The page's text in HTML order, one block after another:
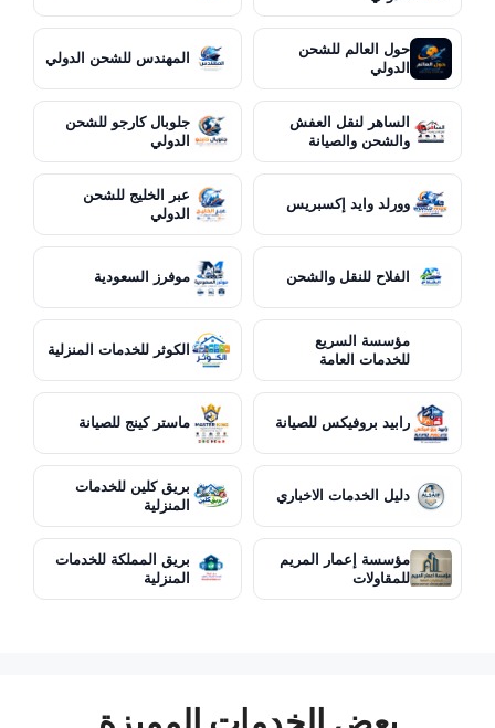
حول العالم للشحن
الدولي
المهندس للشحن الدولي
الساهر لنقل العفش
والشحن والصيانة
جلوبال كارجو للشحن
الدولي
وورلد وايد إكسبريس
عبر الخليج للشحن
الدولي
الفلاح للنقل والشحن موفرز السعودية
مؤسسة السريع
للخدمات العامة
الكوثر للخدمات المنزلية
رابيد بروفيكس للصيانة ماستر كينج للصيانة
دليل الخدمات الاخباري
بريق كلين للخدمات
المنزلية
مؤسسة إعمار المريم
للمقاولات
بريق المملكة للخدمات
المنزلية